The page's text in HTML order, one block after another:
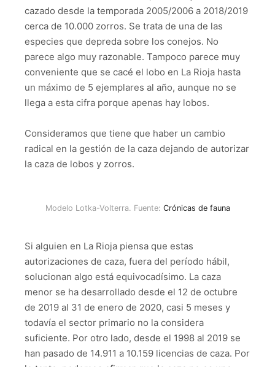
cazado desde la temporada 2005/2006 a 2018/2019
cerca de 10.000 zorros. Se trata de una de las
especies que depreda sobre los conejos. No
parece algo muy razonable. Tampoco parece muy
conveniente que se cacé el lobo en La Rioja hasta
un máximo de 5 ejemplares al año, aunque no se
llega a esta cifra porque apenas hay lobos.
Consideramos que tiene que haber un cambio
radical en la gestión de la caza dejando de autorizar
la caza de lobos y zorros.
Modelo Lotka-Volterra. Fuente: Crónicas de fauna
Si alguien en La Rioja piensa que estas
autorizaciones de caza, fuera del período hábil,
solucionan algo está equivocadísimo. La caza
menor se ha desarrollado desde el 12 de octubre
de 2019 al 31 de enero de 2020, casi 5 meses y
todavía el sector primario no la considera
suficiente. Por otro lado, desde el 1998 al 2019 se
han pasado de 14.911 a 10.159 licencias de caza. Por